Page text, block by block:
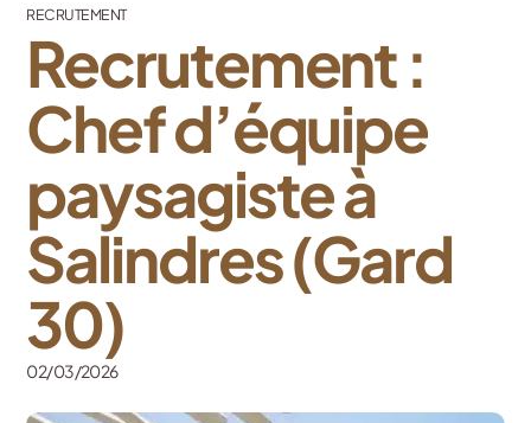
RECRUTEMENT
Recrutement :
Chef d’équipe
paysagiste à
Salindres (Gard
30)
02/03/2026